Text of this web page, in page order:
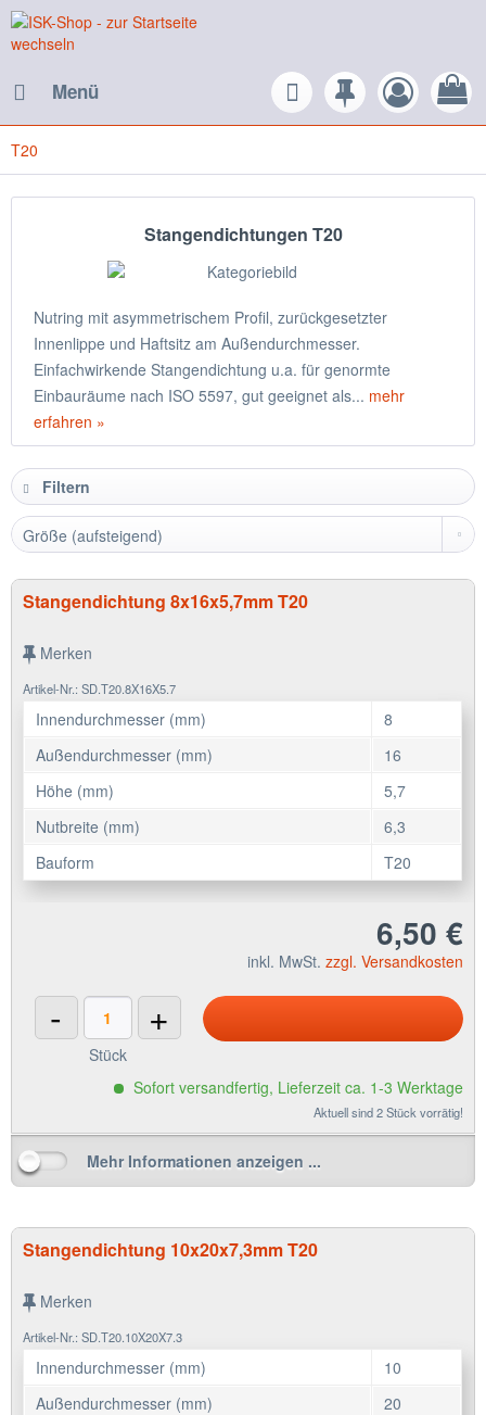
Menü
T20
Stangendichtungen T20
Nutring mit asymmetrischem Profil, zurückgesetzter
Innenlippe und Haftsitz am Außendurchmesser.
Einfachwirkende Stangendichtung u.a. für genormte
Einbauräume nach ISO 5597, gut geeignet als... mehr
erfahren »
Filtern
Stangendichtung 8x16x5,7mm T20
Merken
Artikel-Nr.: SD.T20.8X16X5.7
Innendurchmesser (mm)
8
Außendurchmesser (mm)
16
Höhe (mm)
5,7
Nutbreite (mm)
6,3
Bauform
T20
6,50 €
inkl. MwSt. zzgl. Versandkosten
- +
Stück
Sofort versandfertig, Lieferzeit ca. 1-3 Werktage
Aktuell sind 2 Stück vorrätig!
Mehr Informationen anzeigen ...
Stangendichtung 10x20x7,3mm T20
Merken
Artikel-Nr.: SD.T20.10X20X7.3
Innendurchmesser (mm)
10
Außendurchmesser (mm)
20